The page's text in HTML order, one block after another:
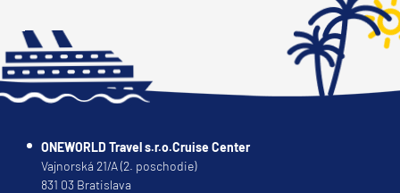
ONEWORLD Travel s.r.o.Cruise Center
Vajnorská 21/A (2. poschodie)
831 03 Bratislava